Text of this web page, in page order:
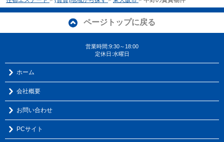
ページトップに戻る
営業時間:9:30～18:00
定休日:水曜日
ホーム
会社概要
お問い合わせ
PCサイト